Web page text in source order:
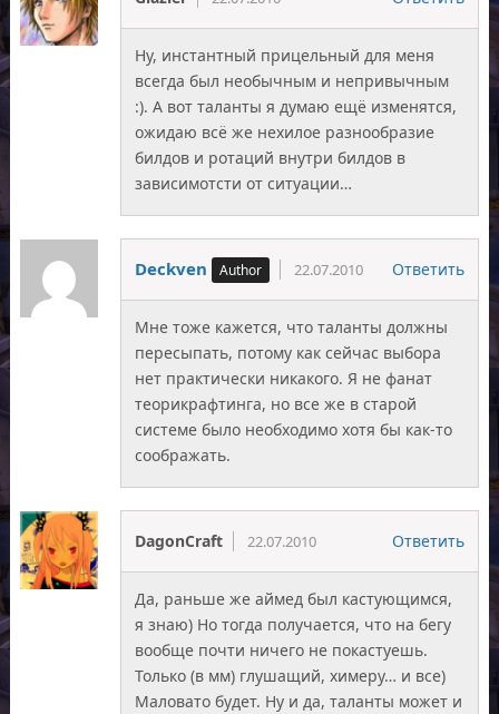
Ну, инстантный прицельный для меня
всегда был необычным и непривычным
:). А вот таланты я думаю ещё изменятся,
ожидаю всё же нехилое разнообразие
билдов и ротаций внутри билдов в
зависимотсти от ситуации…
Deckven 22.07.2010 Ответить
Мне тоже кажется, что таланты должны
пересыпать, потому как сейчас выбора
нет практически никакого. Я не фанат
теорикрафтинга, но все же в старой
системе было необходимо хотя бы как-то
соображать.
DagonCraft 22.07.2010 Ответить
Да, раньше же аймед был кастующимся,
я знаю) Но тогда получается, что на бегу
вообще почти ничего не покастуешь.
Только (в мм) глушащий, химеру… и все)
Маловато будет. Ну и да, таланты может и